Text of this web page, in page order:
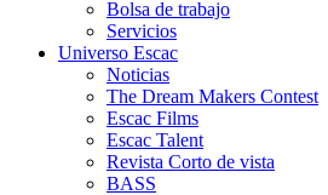
Bolsa de trabajo
Servicios
Universo Escac
Noticias
The Dream Makers Contest
Escac Films
Escac Talent
Revista Corto de vista
BASS